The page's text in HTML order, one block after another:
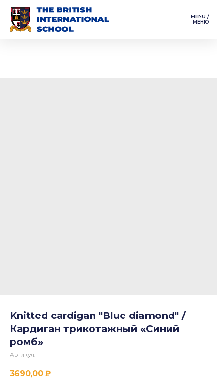
MENU /
МЕНЮ
Knitted cardigan "Blue diamond" /
Кардиган трикотажный «Синий
ромб»
Артикул:
3690,00 ₽